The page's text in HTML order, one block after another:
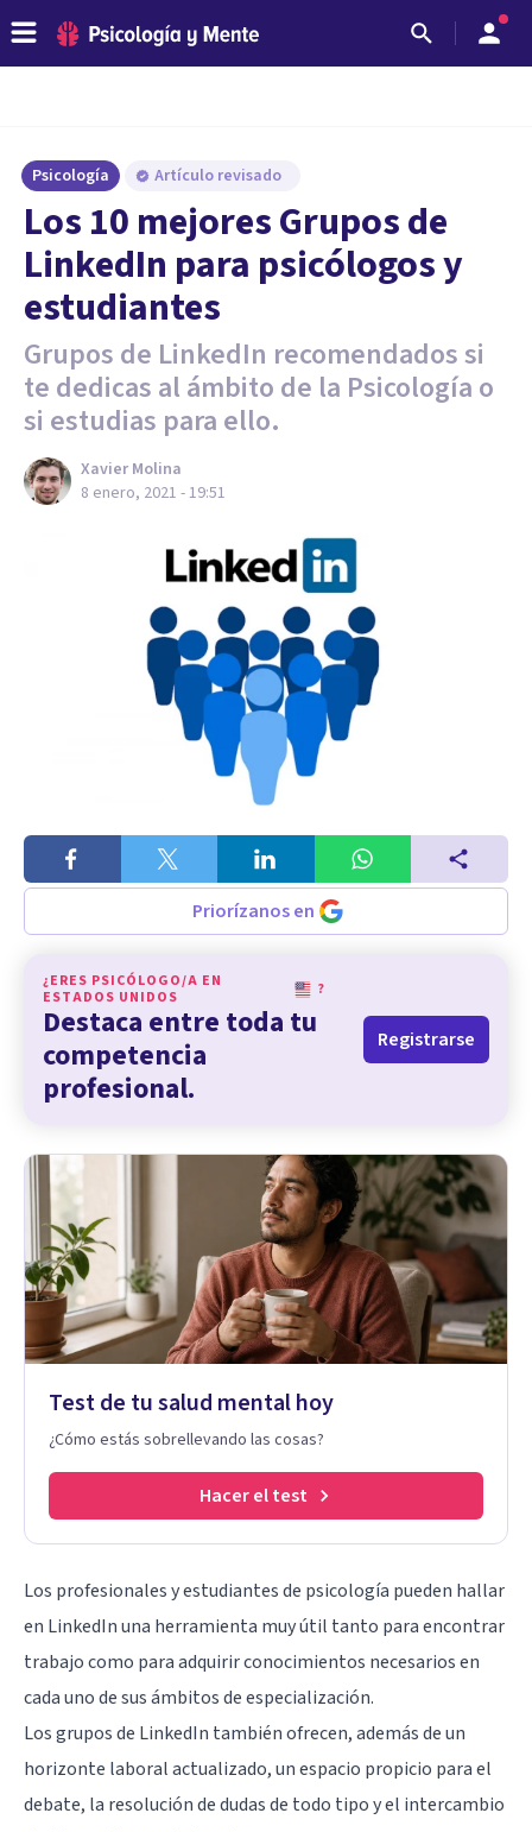
Psicología Artículo revisado
Los 10 mejores Grupos de
LinkedIn para psicólogos y
estudiantes
Grupos de LinkedIn recomendados si
te dedicas al ámbito de la Psicología o
si estudias para ello.
Xavier Molina
8 enero, 2021 - 19:51
Priorízanos en
¿ERES PSICÓLOGO/A EN
ESTADOS UNIDOS
?
Destaca entre toda tu
competencia
profesional.
Registrarse
Test de tu salud mental hoy
¿Cómo estás sobrellevando las cosas?
Hacer el test
Los profesionales y estudiantes de psicología pueden hallar
en LinkedIn una herramienta muy útil tanto para encontrar
trabajo como para adquirir conocimientos necesarios en
cada uno de sus ámbitos de especialización.
Los grupos de LinkedIn también ofrecen, además de un
horizonte laboral actualizado, un espacio propicio para el
debate, la resolución de dudas de todo tipo y el intercambio